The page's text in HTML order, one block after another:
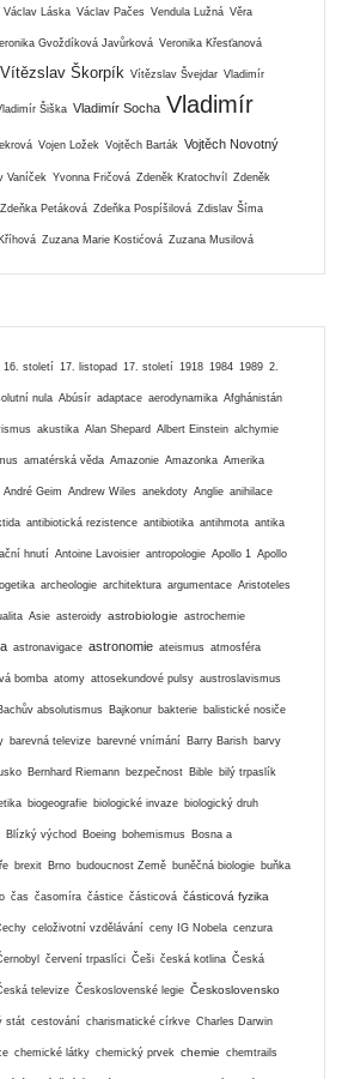
Václav Láska Václav Pačes Vendula Lužná Věra
Gvoždíková Javůrková Veronika Křesťanová
Vítězslav Škorpík Vítězslav Švejdar Vladimír
Šiška Vladimír Socha Vladimír
Vojen Ložek Vojtěch Barták Vojtěch Novotný
Vaníček Yvonna Fričová Zdeněk Kratochvíl Zdeněk
Zdeňka Petáková Zdeňka Pospíšilová Zdislav Šíma
Zuzana Marie Kostićová Zuzana Musilová
16. století 17. listopad 17. století 1918 1984 1989 2.
nula Abúsír adaptace aerodynamika Afghánistán
akustika Alan Shepard Albert Einstein alchymie
amatérská věda Amazonie Amazonka Amerika
André Geim Andrew Wiles anekdoty Anglie anihilace
antibiotická rezistence antibiotika antihmota antika
hnutí Antoine Lavoisier antropologie Apollo 1 Apollo
archeologie architektura argumentace Aristoteles
Asie asteroidy astrobiologie astrochemie
astronavigace astronomie ateismus atmosféra
bomba atomy attosekundové pulsy austroslavismus
absolutismus Bajkonur bakterie balistické nosiče
barevná televize barevné vnímání Barry Barish barvy
Bernhard Riemann bezpečnost Bible bilý trpaslík
biogeografie biologické invaze biologický druh
Blízký východ Boeing bohemismus Bosna a
brexit Brno budoucnost Země buněčná biologie buňka
čas časomíra částice částicová částicová fyzika
celoživotní vzdělávání ceny IG Nobela cenzura
červení trpaslíci Češi česká kotlina Česká
televize Československé legie Československo
stát cestování charismatické církve Charles Darwin
chemické látky chemický prvek chemie chemtrails